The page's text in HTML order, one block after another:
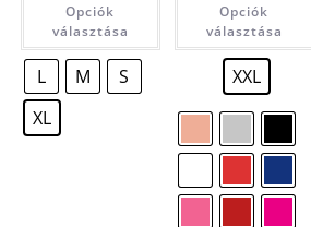
Opciók
választása
L M
S
XL
Opciók
választása
XXL